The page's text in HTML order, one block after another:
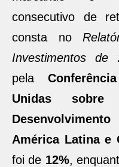
consecutivo de
consta no
Investimentos de
pela
Unidas sobre
América Latina e
foi de 12%,